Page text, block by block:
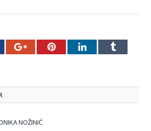
Google+PinterestLinkedInTumblr
NOŽINIĆ